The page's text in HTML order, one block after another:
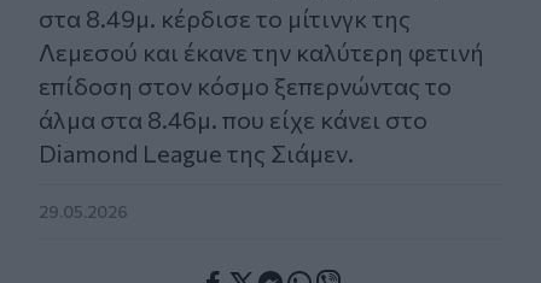
στα 8.49μ. κέρδισε το μίτινγκ της
Λεμεσού και έκανε την καλύτερη φετινή
επίδοση στον κόσμο ξεπερνώντας το
άλμα στα 8.46μ. που είχε κάνει στο
Diamond League της Σιάμεν.
29.05.2026